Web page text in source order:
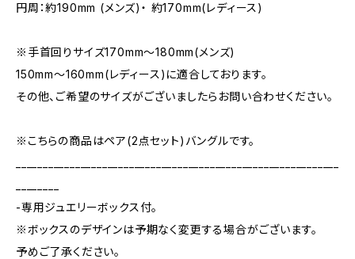
円周：約190mm (メンズ)・ 約170mm(レディース)
※手首回りサイズ170mm～180mm(メンズ)
150mm～160mm(レディース)に適合しております。
その他、ご希望のサイズがございましたらお問い合わせください。
※こちらの商品はペア(2点セット)バングルです。
-専用ジュエリーボックス付。
※ボックスのデザインは予期なく変更する場合がございます。
予めご了承ください。